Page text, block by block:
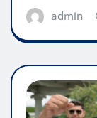
admin